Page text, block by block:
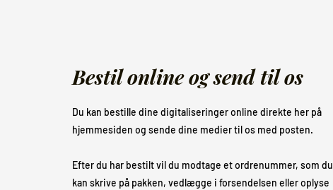
Bestil online og send til os
Du kan bestille dine digitaliseringer online direkte her på
hjemmesiden og sende dine medier til os med posten.
Efter du har bestilt vil du modtage et ordrenummer, som du
kan skrive på pakken, vedlægge i forsendelsen eller oplyse